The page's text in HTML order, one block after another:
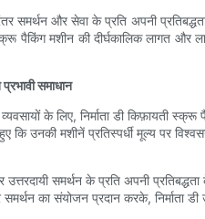
समर्थन और सेवा के प्रति अपनी
पैकिंग मशीन की दीर्घकालिक लागत और
प्रभावी समाधान
के लिए, निर्माता डी किफ़ायती स्क्रू
कि उनकी मशीनें प्रतिस्पर्धी मूल्य पर
समर्थन के प्रति अपनी
समर्थन का संयोजन प्रदान करके, निर्माता